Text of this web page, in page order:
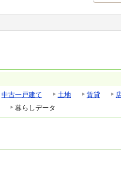
中古一戸建て 土地 賃貸
暮らしデータ